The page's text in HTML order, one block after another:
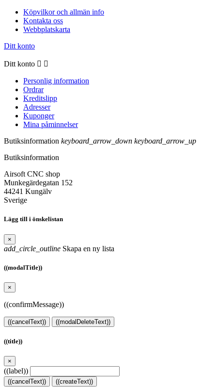
Köpvilkor och allmän info
Kontakta oss
Webbplatskarta
Ditt konto
Ditt konto  
Personlig information
Ordrar
Kreditslipp
Adresser
Kuponger
Mina påminnelser
Butiksinformation keyboard_arrow_down keyboard_arrow_up
Butiksinformation
Airsoft CNC shop
Munkegärdegatan 152
44241 Kungälv
Sverige
Lägg till i önskelistan
×
add_circle_outline Skapa en ny lista
((modalTitle))
×
((confirmMessage))
((cancelText)) ((modalDeleteText))
((title))
×
((label))
((cancelText)) ((createText))